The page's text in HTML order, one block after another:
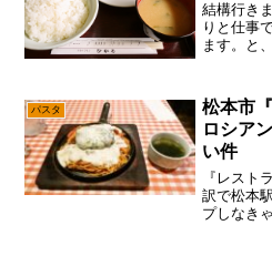
結構行き
りと仕事
ます。と
ん。それ
モノを求
パスタ
松本市
ロシア
い件
『レスト
訳で松本
プしなき